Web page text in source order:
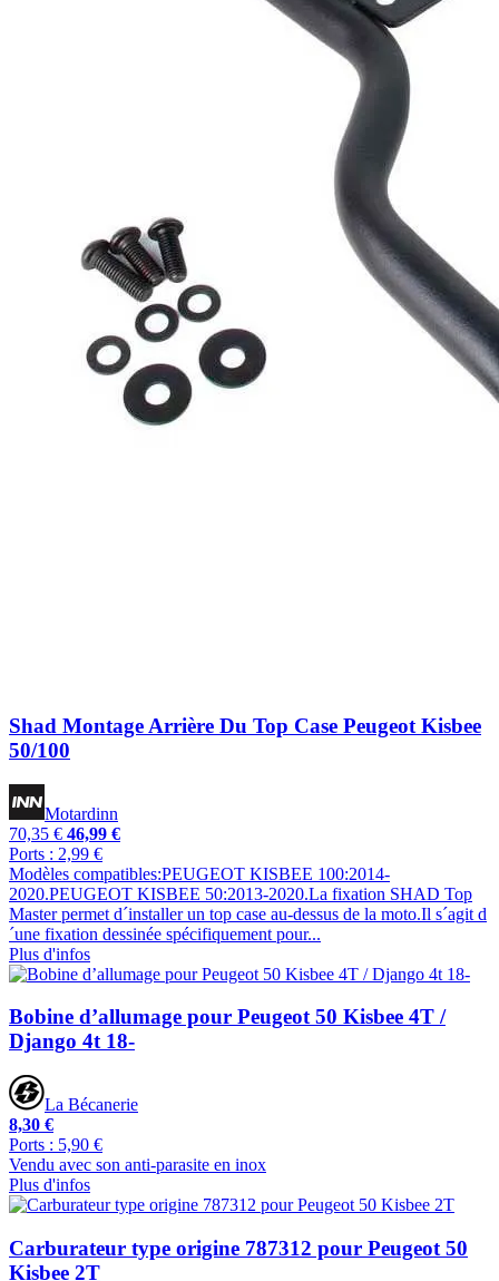
Shad Montage Arrière Du Top Case Peugeot Kisbee
50/100
Motardinn
70,35 € 46,99 €
Ports : 2,99 €
Modèles compatibles:PEUGEOT KISBEE 100:2014-
2020.PEUGEOT KISBEE 50:2013-2020.La fixation SHAD Top
Master permet d´installer un top case au-dessus de la moto.Il s´agit d
´une fixation dessinée spécifiquement pour...
Plus d'infos
Bobine d’allumage pour Peugeot 50 Kisbee 4T /
Django 4t 18-
La Bécanerie
8,30 €
Ports : 5,90 €
Vendu avec son anti-parasite en inox
Plus d'infos
Carburateur type origine 787312 pour Peugeot 50
Kisbee 2T